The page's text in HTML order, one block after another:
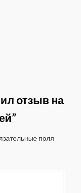
отзыв на
поля